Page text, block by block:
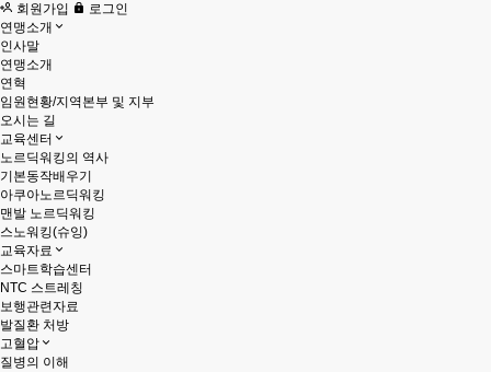
회원가입
로그인
연맹소개
인사말
연맹소개
연혁
임원현황/지역본부 및 지부
오시는 길
교육센터
노르딕워킹의 역사
기본동작배우기
아쿠아노르딕워킹
맨발 노르딕워킹
스노워킹(슈잉)
교육자료
스마트학습센터
NTC 스트레칭
보행관련자료
발질환 처방
고혈압
질병의 이해